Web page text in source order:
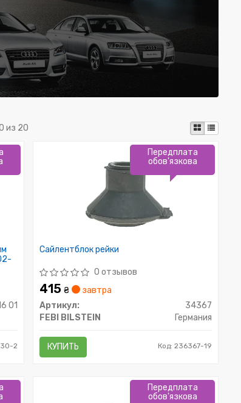
из 20
01
2
Сайлентблок рейки
0 отзывов
415₴
завтра
Артикул:
34367
FEBI BILSTEIN
Германия
КУПИТЬ Код: 236367-19
Передплата
обов'язкова
Передплата
обов'язкова